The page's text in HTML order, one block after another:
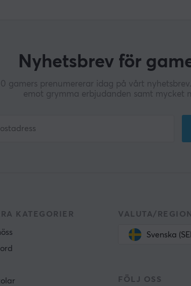
Nyhetsbrev för
gamers prenumererar idag på vårt
emot grymma erbjudanden samt mycket
KATEGORIER VALUTA/REGION
Svenska
FÖLJ OSS